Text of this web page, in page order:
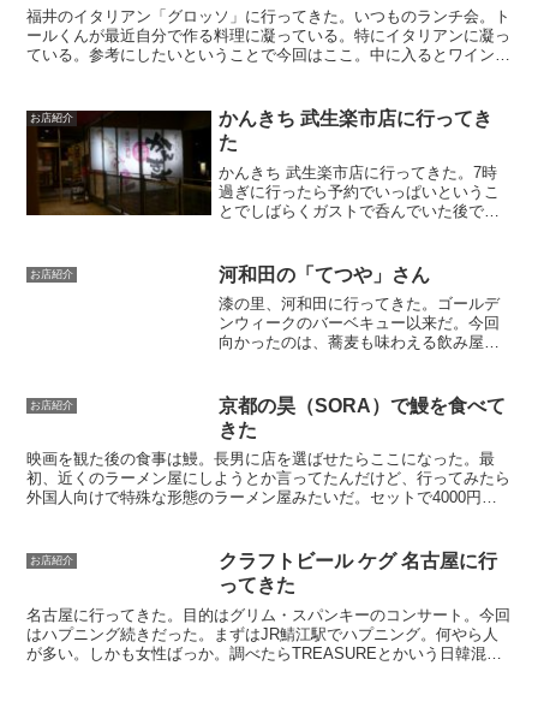
福井のイタリアン「グロッソ」に行ってきた。いつものランチ会。ト
ールくんが最近自分で作る料理に凝っている。特にイタリアンに凝っ
ている。参考にしたいということで今回はここ。中に入るとワインを
お店紹介
かんきち 武生楽市店に行ってき
た
かんきち 武生楽市店に行ってきた。7時
過ぎに行ったら予約でいっぱいというこ
とでしばらくガストで呑んでいた後での
だったのだろう・・。しかしラストオー
ダーが迫っているという...
お店紹介 河和田の「てつや」さん
漆の里、河和田に行ってきた。ゴールデ
ンウィークのバーベキュー以来だ。今回
向かったのは、蕎麦も味わえる飲み屋
少しわかりにくい場所は大通りからちょ
っと路地に入り込んだヤマギ...
お店紹介
京都の昊（SORA）で鰻を食べて
きた
映画を観た後の食事は鰻。長男に店を選ばせたらここになった。最
初、近くのラーメン屋にしようとか言ってたんだけど、行ってみたら
外国人向けで特殊な形態のラーメン屋みたいだ。セットで4000円ぐ
お店紹介
クラフトビール ケグ 名古屋に行
ってきた
名古屋に行ってきた。目的はグリム・スパンキーのコンサート。今回
はハプニング続きだった。まずはJR鯖江駅でハプニング。何やら人
が多い。しかも女性ばっか。調べたらTREASUREとかいう日韓混合